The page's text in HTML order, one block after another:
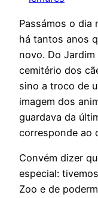
Passámos o dia
há tantos anos
novo. Do
cemitério dos
sino a troco de
imagem dos
guardava da
corresponde ao
Convém dizer
especial:
Zoo e de